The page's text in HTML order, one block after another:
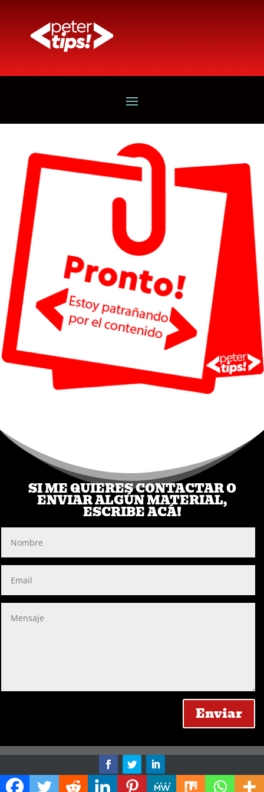
SI ME QUIERES CONTACTAR O
ENVIAR ALGÚN MATERIAL,
ESCRIBE ACÁ!
Enviar
Desarrollado por PeTeR - 2019